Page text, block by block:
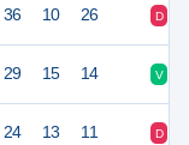
36 10 26 D
29 15 14 V
24 13 11 D